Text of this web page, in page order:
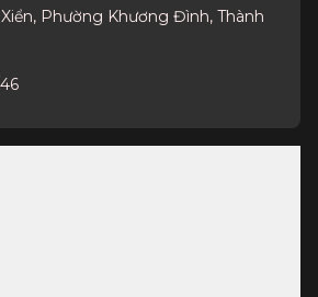
Hùng Lan để được tư vấn chi
Phường Khương Đình, Thành